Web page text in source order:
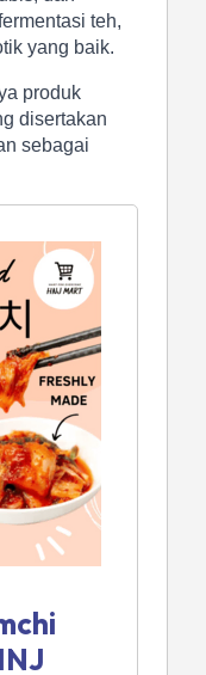
teh,
yang baik.
produk
disertakan
sebagai